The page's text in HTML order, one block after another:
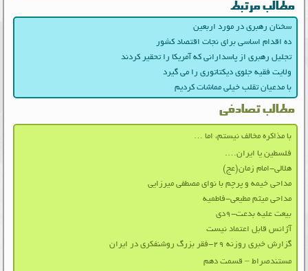
مطالب مرتبط
سخنان رهبری در مورد اربعین
ده اقدام اساسی برای نجات اقتصاد کشور
تجلیل رهبری از پاسدارانی که آمریکا را تحقیر کردند
ولایت فقیه جلوی دیکتاتوری را می گیرد
با مدعیان تقلب خیلی مماشات کردیم
مطالب تصادفی
با مذاکره مخالف نیستم، اما …
فلسطین یا ایران….
هلالی-امام زمان(عج)
مداحی خیمه و پرچم با نوای مصطفی میرزایی
مداحی میثم مطیعی-فاطمیه
بیعت علیه بدعت-۹دی
آژانس قابل اعتماد نیست
گزارش خبری روزنه ۲۹-فقر بزرگ روشنفکری در ایران
مستندصراط – قسمت دهم